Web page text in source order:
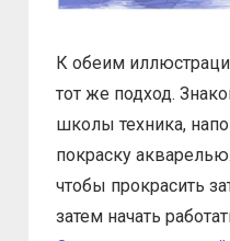
К обеим
тот же подход.
школы техника,
покраску
чтобы прокрасить
затем начать